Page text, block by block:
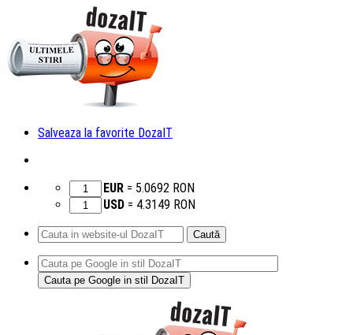
Salveaza la favorite DozaIT
EUR = 5.0692 RON
USD = 4.3149 RON
Caută
după: